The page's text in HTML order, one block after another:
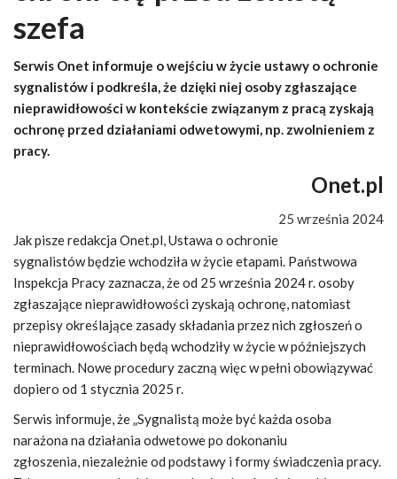
szefa
Serwis Onet informuje o wejściu w życie ustawy o ochronie
sygnalistów i podkreśla, że dzięki niej osoby zgłaszające
nieprawidłowości w kontekście związanym z pracą zyskają
ochronę przed działaniami odwetowymi, np. zwolnieniem z
pracy.
Onet.pl
25 września 2024
Jak pisze redakcja Onet.pl, Ustawa o ochronie
sygnalistów będzie wchodziła w życie etapami. Państwowa
Inspekcja Pracy zaznacza, że od 25 września 2024 r. osoby
zgłaszające nieprawidłowości zyskają ochronę, natomiast
przepisy określające zasady składania przez nich zgłoszeń o
nieprawidłowościach będą wchodziły w życie w późniejszych
terminach. Nowe procedury zaczną więc w pełni obowiązywać
dopiero od 1 stycznia 2025 r.
Serwis informuje, że „Sygnalistą może być każda osoba
narażona na działania odwetowe po dokonaniu
zgłoszenia, niezależnie od podstawy i formy świadczenia pracy.